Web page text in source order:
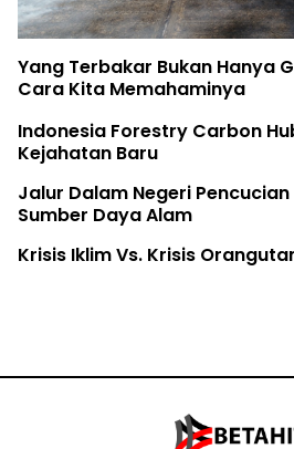
Yang Terbakar Bukan Hanya
Cara Kita Memahaminya
Indonesia Forestry Carbon
Kejahatan Baru
Jalur Dalam Negeri
Sumber Daya Alam
Krisis Iklim Vs. Krisis